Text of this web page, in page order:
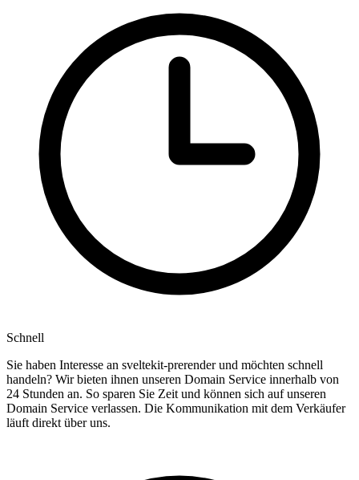
Schnell
Sie haben Interesse an sveltekit-prerender und möchten schnell
handeln? Wir bieten ihnen unseren Domain Service innerhalb von
24 Stunden an. So sparen Sie Zeit und können sich auf unseren
Domain Service verlassen. Die Kommunikation mit dem Verkäufer
läuft direkt über uns.